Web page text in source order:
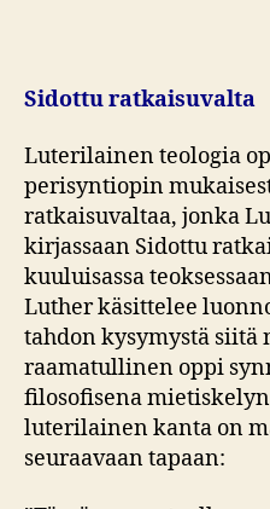
Sidottu ratkaisuvalta
Luterilainen teologia
perisyntiopin
ratkaisuvaltaa, jonka
kirjassaan Sidottu
kuuluisassa
Luther käsittelee
tahdon kysymystä siitä
raamatullinen oppi
filosofisena
luterilainen kanta on
seuraavaan tapaan: